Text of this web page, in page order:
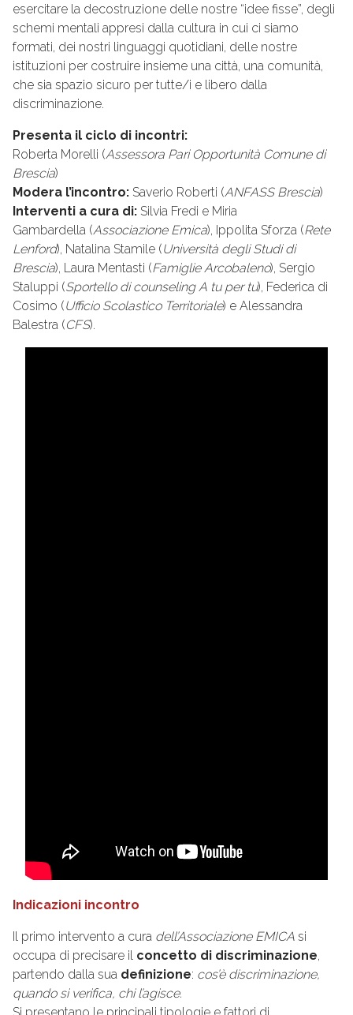
esercitare la decostruzione delle nostre “idee fisse”, degli
schemi mentali appresi dalla cultura in cui ci siamo
formati, dei nostri linguaggi quotidiani, delle nostre
istituzioni per costruire insieme una città, una comunità,
che sia spazio sicuro per tutte/i e libero dalla
discriminazione.
Presenta il ciclo di incontri:
Roberta Morelli (Assessora Pari Opportunità Comune di
Brescia)
Modera l’incontro: Saverio Roberti (ANFASS Brescia)
Interventi a cura di: Silvia Fredi e Miria
Gambardella (Associazione Emica), Ippolita Sforza (Rete
Lenford), Natalina Stamile (Università degli Studi di
Brescia), Laura Mentasti (Famiglie Arcobaleno), Sergio
Staluppi (Sportello di counseling A tu per tu), Federica di
Cosimo (Ufficio Scolastico Territoriale) e Alessandra
Balestra (CFS).
Indicazioni incontro
Il primo intervento a cura dell’Associazione EMICA si
occupa di precisare il concetto di discriminazione,
partendo dalla sua definizione: cos’è discriminazione,
quando si verifica, chi l’agisce.
Si presentano le principali tipologie e fattori di